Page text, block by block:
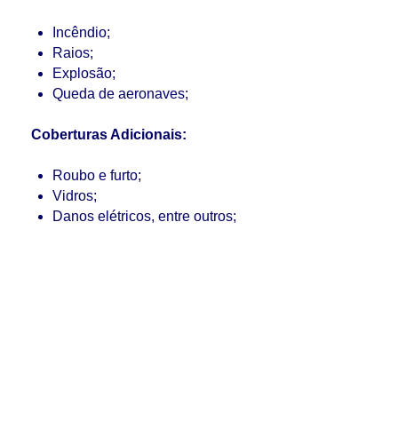
Incêndio;
Raios;
Explosão;
Queda de aeronaves;
Coberturas Adicionais:
Roubo e furto;
Vidros;
Danos elétricos, entre outros;